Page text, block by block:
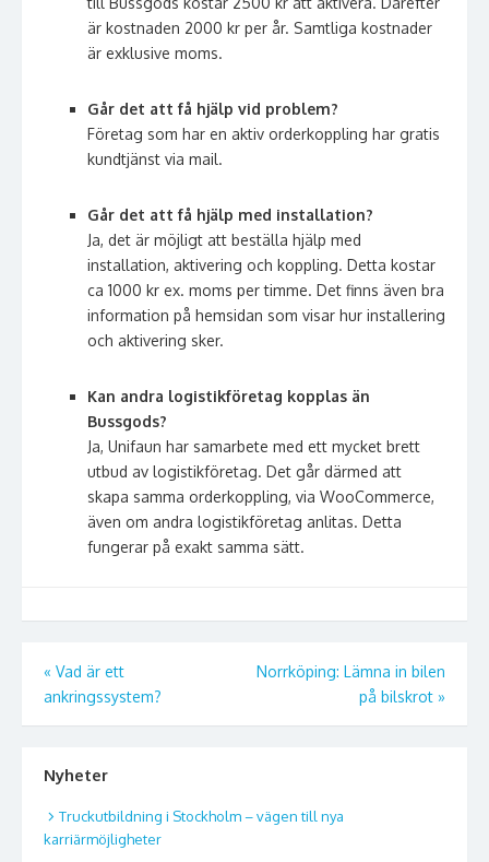
är kostnaden 2000 kr per år. Samtliga kostnader
är exklusive moms.
Går det att få hjälp vid problem?
Företag som har en aktiv orderkoppling har gratis
kundtjänst via mail.
Går det att få hjälp med installation?
Ja, det är möjligt att beställa hjälp med
installation, aktivering och koppling. Detta kostar
ca 1000 kr ex. moms per timme. Det finns även bra
information på hemsidan som visar hur installering
och aktivering sker.
Kan andra logistikföretag kopplas än
Bussgods?
Ja, Unifaun har samarbete med ett mycket brett
utbud av logistikföretag. Det går därmed att
skapa samma orderkoppling, via WooCommerce,
även om andra logistikföretag anlitas. Detta
fungerar på exakt samma sätt.
Inläggsnavigering
« Vad är ett
ankringssystem?
Norrköping: Lämna in bilen
på bilskrot »
Nyheter
Truckutbildning i Stockholm – vägen till nya
karriärmöjligheter